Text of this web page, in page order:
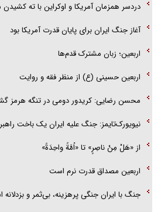
دردسر همزمان آمریکا و اوکراین با ته
آغاز جنگ ایران برای پایان قدرت آمریکا بود
اربعین؛ زبان مشترک قدم‌ها
اربعین حسینی (ع) از منظر فقه و روایت
محسن رضایی: کریدور دومی در تنگه هرمز
نیویورک‌تایمز: جنگ علیه ایران یک باخت
از «هَلْ مِنْ ناصِرٍ» تا «اُمَّةً واحِدَةً»
اربعین مصداق قدرت نرم است
جنگ با ایران جنگی پرهزینه، بی‌ثمر و